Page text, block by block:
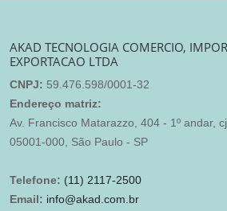
AKAD TECNOLOGIA COMERCIO,
EXPORTACAO LTDA
CNPJ: 59.476.598/0001-32
Endereço matriz:
Av. Francisco Matarazzo, 404 - 1º andar,
05001-000, São Paulo - SP
Telefone: (11) 2117-2500
Email: info@akad.com.br